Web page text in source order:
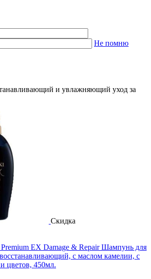
Не помню
и увлажняющий уход за
Скидка
EX Damage & Repair Шампунь для
с маслом камелии, с
цветов, 450мл.